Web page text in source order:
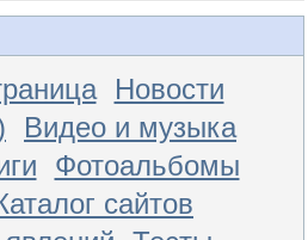
Новости
Видео и музыка
Фотоальбомы
сайтов